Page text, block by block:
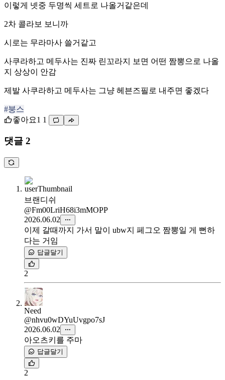
이렇게 넷중 두명씩 세트로 나올거같은데
2차 콜라보 보니까
시로는 무라마사 쓸거같고
사쿠라하고 메두사는 진짜 린꼬라지 보면 어떤 짬뽕으로 나올
지 상상이 안감
제발 사쿠라하고 메두사는 그냥 헤븐즈필로 내주면 좋겠다
#붕스
좋아요1 1
댓글 2
브랜디쉬
@Fm00LriH68i3mMOPP
2026.06.02
이제 갈때까지 가서 말이 ubw지 페그오 짬뽕일 게 뻔하
다는 거임
답글달기
2
Need
@nhvu0wDYuUvgpo7sJ
2026.06.02
아오츠키를 주마
답글달기
2